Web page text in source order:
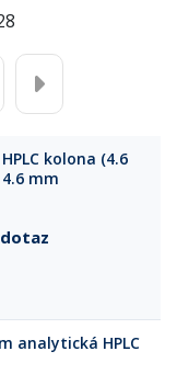
kolona (4.6
mm
analytická HPLC